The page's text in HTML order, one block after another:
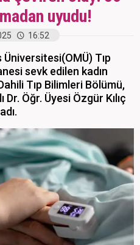
uyudu!
16:52
Üniversitesi(OMÜ) Tıp
sevk edilen kadın
Tıp Bilimleri Bölümü,
Dr. Öğr. Üyesi Özgür Kılıç